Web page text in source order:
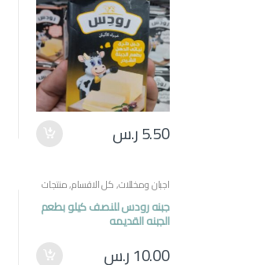
5.50ر.س
اجبان ومخللات,كل الاقسام,منتجات
مصرية
جبنه رودس للنصف كيلو بطعم
الجبنه القديمه
10.00ر.س